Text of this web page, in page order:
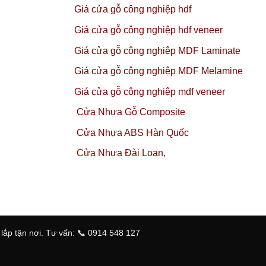
Giá cửa gỗ công nghiệp hdf
Giá cửa gỗ công nghiệp hdf veneer
Giá cửa gỗ công nghiệp MDF Laminate
Giá cửa gỗ công nghiệp MDF Melamine
Giá cửa gỗ công nghiệp mdf veneer
Cửa Nhựa Gỗ Composite
Cửa Nhựa ABS Hàn Quốc
Cửa Nhựa Đài Loan,
tận nơi. Tư vấn: 📞 0914 548 127